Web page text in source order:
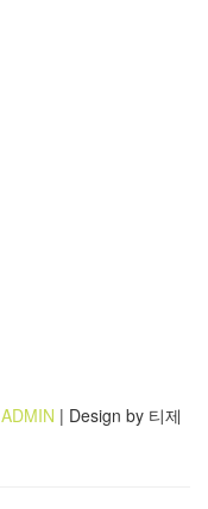
ADMIN | Design by 티제